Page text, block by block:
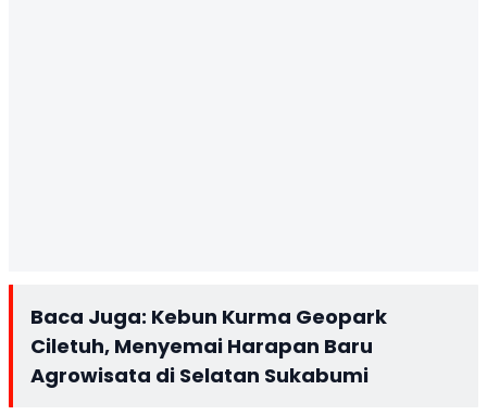
Baca Juga: Kebun Kurma Geopark
Ciletuh, Menyemai Harapan Baru
Agrowisata di Selatan Sukabumi